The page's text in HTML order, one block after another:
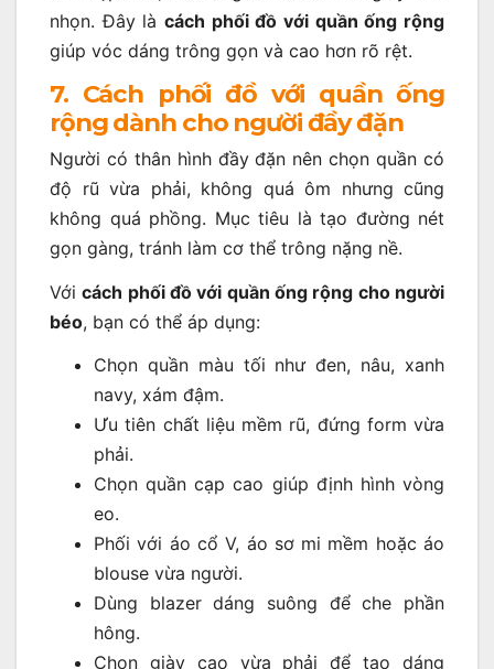
nhọn. Đây là cách phối đồ với quần ống rộng
giúp vóc dáng trông gọn và cao hơn rõ rệt.
7. Cách phối đồ với quần ống
rộng dành cho người đầy đặn
Người có thân hình đầy đặn nên chọn quần có
độ rũ vừa phải, không quá ôm nhưng cũng
không quá phồng. Mục tiêu là tạo đường nét
gọn gàng, tránh làm cơ thể trông nặng nề.
Vớicách phối đồ với quần ống rộng cho người
béo, bạn có thể áp dụng:
Chọn quần màu tối như đen, nâu, xanh
navy, xám đậm.
Ưu tiên chất liệu mềm rũ, đứng form vừa
phải.
Chọn quần cạp cao giúp định hình vòng
eo.
Phối với áo cổ V, áo sơ mi mềm hoặc áo
blouse vừa người.
Dùng blazer dáng suông để che phần
hông.
Chọn giày cao vừa phải để tạo dáng